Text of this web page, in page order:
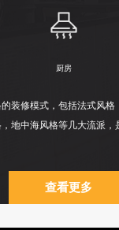
厨房
装修模式，包括法式风
地中海风格等几大流派
查看更多